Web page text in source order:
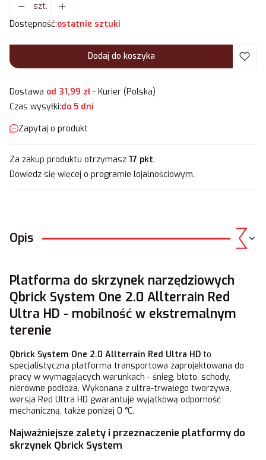
szt.
Dostępność:ostatnie sztuki
Dodaj do koszyka
Dostawa od 31,99 zł- Kurier (Polska)
Czas wysyłki:do 5 dni
Zapytaj o produkt
Za zakup produktu otrzymasz 17 pkt.
Dowiedz się więcej o programie lojalnościowym.
Opis
Platforma do skrzynek narzędziowych
Qbrick System One 2.0 Allterrain Red
Ultra HD - mobilność w ekstremalnym
terenie
Qbrick System One 2.0 Allterrain Red Ultra HD to
specjalistyczna platforma transportowa zaprojektowana do
pracy w wymagających warunkach - śnieg, błoto, schody,
nierówne podłoża. Wykonana z ultra-trwałego tworzywa,
wersja Red Ultra HD gwarantuje wyjątkową odporność
mechaniczną, także poniżej 0 °C.
Najważniejsze zalety i przeznaczenie platformy do
skrzynek Qbrick System